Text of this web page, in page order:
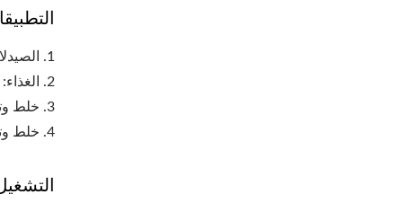
1. الصيدلانية: خلط المسحوق، وتجميعه مع الملزم قبل الضغط.
2. الغذاء: قرص مفضل بالفاكهة، وتجميع التوابل والأطعمة الصحية.
3. خلط وتجميع المواد الكيميائية.
4. خلط وتجميع المواد الإلكترونية.